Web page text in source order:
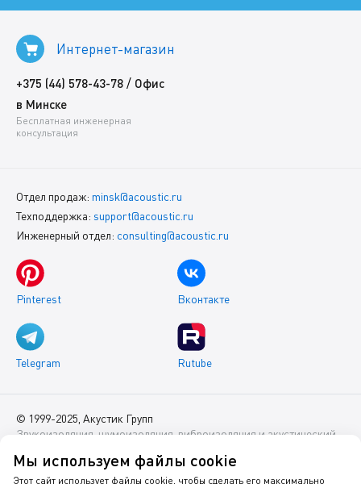
Интернет-магазин
+375 (44) 578-43-78 / Офис
в Минске
Бесплатная инженерная
консультация
Отдел продаж: minsk@acoustic.ru
Техподдержка: support@acoustic.ru
Инженерный отдел: consulting@acoustic.ru
Pinterest Вконтакте
Telegram Rutube
© 1999-2025, Акустик Групп
Звукоизоляция, шумоизоляция, виброизоляция и акустический
Данный интернет-сайт носит исключительно информационный
Мы используем файлы cookie
Этот сайт использует файлы cookie, чтобы сделать его максимально